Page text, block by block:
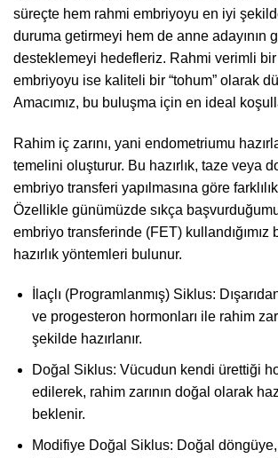
süreçte hem rahmi embriyoyu en iyi
duruma getirmeyi hem de anne adayının
desteklemeyi hedefleriz. Rahmi verimli bir
embriyoyu ise kaliteli bir “tohum” olarak
Amacımız, bu buluşma için en ideal
Rahim iç zarını, yani endometriumu
temelini oluşturur. Bu hazırlık, taze veya
embriyo transferi yapılmasına göre
Özellikle günümüzde sıkça
embriyo transferinde (FET) kullandığımız
hazırlık yöntemleri bulunur.
İlaçlı (Programlanmış) Siklus:
ve progesteron hormonları ile rahim
şekilde hazırlanır.
Doğal Siklus: Vücudun kendi ürettiği
edilerek, rahim zarının doğal olarak
beklenir.
Modifiye Doğal Siklus: Doğal döngüye,